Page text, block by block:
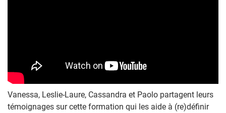
Vanessa, Leslie-Laure, Cassandra et Paolo partagent leurs
témoignages sur cette formation qui les aide à (re)définir